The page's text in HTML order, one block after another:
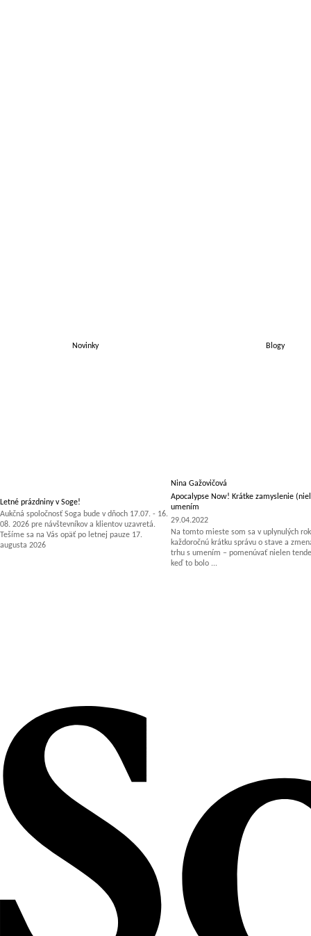
Novinky Blogy
Letné prázdniny v Soge!
Aukčná spoločnosť Soga bude v dňoch 17.07. - 16.
08. 2026 pre návštevníkov a klientov uzavretá.
Tešíme sa na Vás opäť po letnej pauze 17.
augusta 2026
Nina Gažovičová
Apocalypse Now! Krátke zamyslenie
umením
29.04.2022
Na tomto mieste som sa v uplynulých
každoročnú krátku správu o stave a
trhu s umením – pomenúvať nielen
keď to bolo ...